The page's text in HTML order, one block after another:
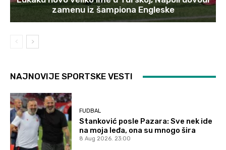
zamenu iz šampiona Engleske
NAJNOVIJE SPORTSKE VESTI
FUDBAL
Stanković posle Pazara: Sve nek ide
na moja leđa, ona su mnogo šira
8 Aug 2026. 23:00